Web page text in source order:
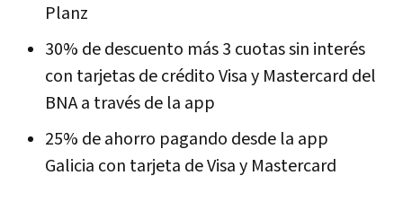
Planz
30% de descuento más 3 cuotas sin interés
con tarjetas de crédito Visa y Mastercard del
BNA a través de la app
25% de ahorro pagando desde la app
Galicia con tarjeta de Visa y Mastercard